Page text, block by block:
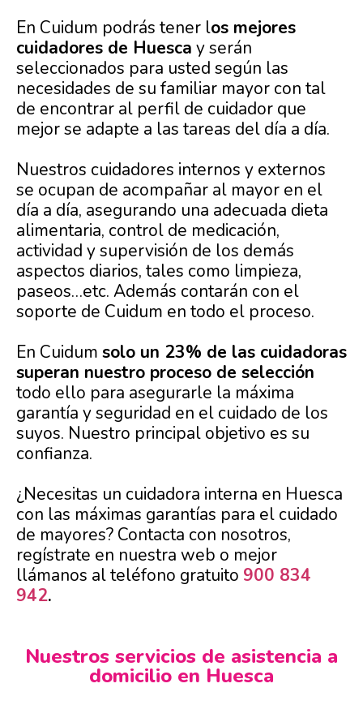
En Cuidum podrás tener los mejores
cuidadores de Huesca y serán
seleccionados para usted según las
necesidades de su familiar mayor con tal
de encontrar al perfil de cuidador que
mejor se adapte a las tareas del día a día.
Nuestros cuidadores internos y externos
se ocupan de acompañar al mayor en el
día a día, asegurando una adecuada dieta
alimentaria, control de medicación,
actividad y supervisión de los demás
aspectos diarios, tales como limpieza,
paseos…etc. Además contarán con el
soporte de Cuidum en todo el proceso.
En Cuidum solo un 23% de las cuidadoras
superan nuestro proceso de selección
todo ello para asegurarle la máxima
garantía y seguridad en el cuidado de los
suyos. Nuestro principal objetivo es su
confianza.
¿Necesitas un cuidadora interna en Huesca
con las máximas garantías para el cuidado
de mayores? Contacta con nosotros,
regístrate en nuestra web o mejor
llámanos al teléfono gratuito 900 834
942.
Nuestros servicios de asistencia a
domicilio en Huesca